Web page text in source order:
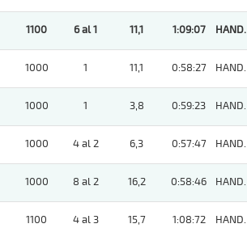
1100 6 al 1 11,1 1:09:07 HAND.
1000 1 11,1 0:58:27 HAND.
1000 1 3,8 0:59:23 HAND.
1000 4 al 2 6,3 0:57:47 HAND.
1000 8 al 2 16,2 0:58:46 HAND.
1100 4 al 3 15,7 1:08:72 HAND.